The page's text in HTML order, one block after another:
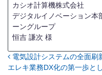
カシオ計算機株式会社
デジタルイノベーション本
ーングループ
恒吉 謙次 様
投稿ナビゲーシ
電気設計システムの全面刷
エレキ業務DX化の第一歩と